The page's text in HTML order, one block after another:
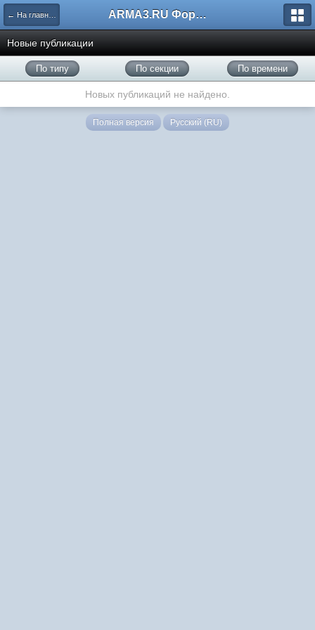
← На главную ARMA3.RU Форум
Новые публикации
По типу По секции По времени
Новых публикаций не найдено.
Полная версия Русский (RU)